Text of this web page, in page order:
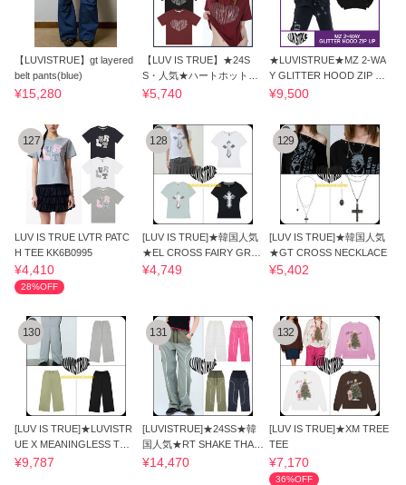
【LUVISTRUE】gt layered
belt pants(blue)
¥15,280
【LUV IS TRUE】★24S
S・人気★ハートホットフ
ィックスTシャツ
¥5,740
★LUVISTRUE★MZ 2-WA
Y GLITTER HOOD ZIP UP
★送料・関税込★
¥9,500
127
LUV IS TRUE LVTR PATC
H TEE KK6B0995
¥4,410
28%OFF
128
[LUV IS TRUE]★韓国人気
★EL CROSS FAIRY GRAP
HIC TEE
¥4,749
129
[LUV IS TRUE]★韓国人気
★GT CROSS NECKLACE
¥5,402
130
[LUV IS TRUE]★LUVISTR
UE X MEANINGLESS TRAI
NING PANTS
¥9,787
131
[LUVISTRUE]★24SS★韓
国人気★RT SHAKE THAT
PANTS
¥14,470
132
[LUV IS TRUE]★XM TREE
TEE
¥7,170
36%OFF